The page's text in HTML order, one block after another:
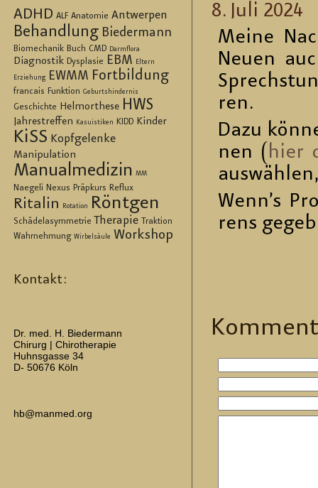
ADHD ALF Anatomie Antwerpen
Behandlung Biedermann
Biomechanik Buch CMD Darmflora
Diagnostik Dysplasie EBM Eltern
Erziehung EWMM Fortbildung
francais Funktion Geburtshindernis
Geschichte Helmorthese HWS
Jahrestreffen Kasuistiken KIDD Kinder
KiSS Kopfgelenke
Manipulation
Manualmedizin MM
Naegeli Nexus Präpkurs Reflux
Ritalin Rotation Röntgen
Schädelasymmetrie Therapie Traktion
Wahrnehmung Wirbelsäule Workshop
Kontakt:
Dr. med. H. Biedermann
Chirurg | Chirotherapie
Huhnsgasse 34
D- 50676 Köln
hb@manmed.org
8. Juli 2024
Meine
Neuen
ren.
Dazu
nen ( hier
Wenn’s
rens